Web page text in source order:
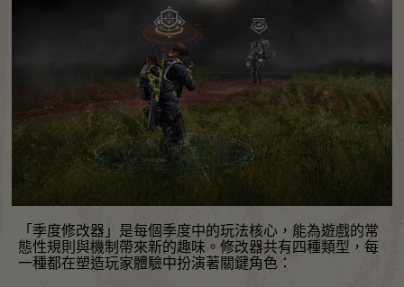
「季度修改器」是每個季度中的玩法核心，能為遊戲的常
態性規則與機制帶來新的趣味。修改器共有四種類型，每
一種都在塑造玩家體驗中扮演著關鍵角色：